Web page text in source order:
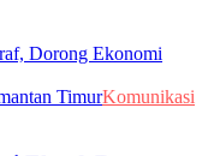
TimurKomunikasi